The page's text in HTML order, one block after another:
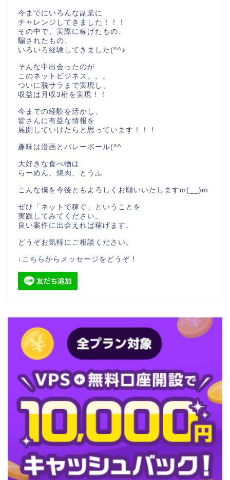
今までにいろんな副業に
チャレンジしてきました！！！
その中で、実際に稼げたもの、
騙されたもの、
いろいろ経験してきました(^^♪
そんな中出会ったのが
このネットビジネス。。。
ついに脱サラまで実現し、
収益は月収3桁を実現！！
今までの経験を活かし、
皆さんに有益な情報を
展開していけたらと思っています！！！
趣味は漫画とバレーボール(^^
大好きな食べ物は
らーめん、焼肉、とうふ
こんな僕を今後ともよろしくお願いいたしますm(__)m
ぜひ「ネットで稼ぐ」ということを
実践してみてください。
良い案件に出会えれば稼げます。
どうぞお気軽にご相談ください。
↓こちらからメッセージをどうぞ！